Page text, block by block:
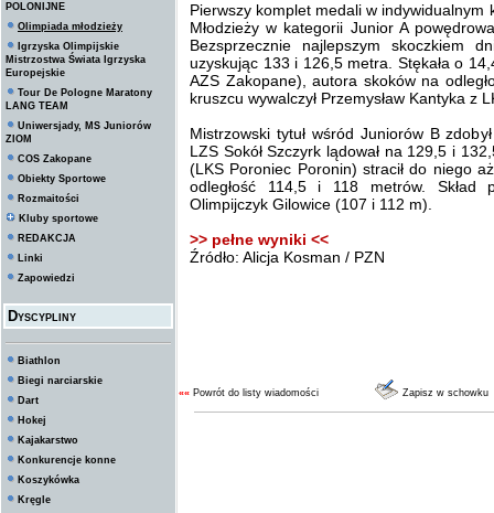
POLONIJNE
Olimpiada młodzieży
Igrzyska Olimpijskie
Mistrzostwa Świata Igrzyska
Europejskie
Tour De Pologne Maratony
LANG TEAM
Uniwersjady, MS Juniorów
ZIOM
COS Zakopane
Obiekty Sportowe
Rozmaitości
Kluby sportowe
REDAKCJA
Linki
Zapowiedzi
Dyscypliny
Biathlon
Biegi narciarskie
Dart
Hokej
Kajakarstwo
Konkurencje konne
Koszykówka
Kręgle
Pierwszy komplet medali w
Młodzieży w kategorii Junior A
Bezsprzecznie najlepszym skoczkiem
uzyskując 133 i 126,5 metra. Stękała o
AZS Zakopane), autora skoków na
kruszcu wywalczył Przemysław Kantyka z
Mistrzowski tytuł wśród Juniorów B
LZS Sokół Szczyrk lądował na 129,5 i
(LKS Poroniec Poronin) stracił do niego
odległość 114,5 i 118 metrów. Skład
Olimpijczyk Gilowice (107 i 112 m).
>> pełne wyniki <<
Źródło: Alicja Kosman / PZN
«« Powrót do listy wiadomości Zapisz w schowku